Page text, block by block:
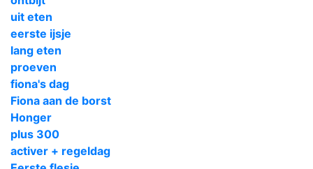
uit eten
eerste ijsje
lang eten
proeven
fiona's dag
Fiona aan de borst
Honger
plus 300
activer + regeldag